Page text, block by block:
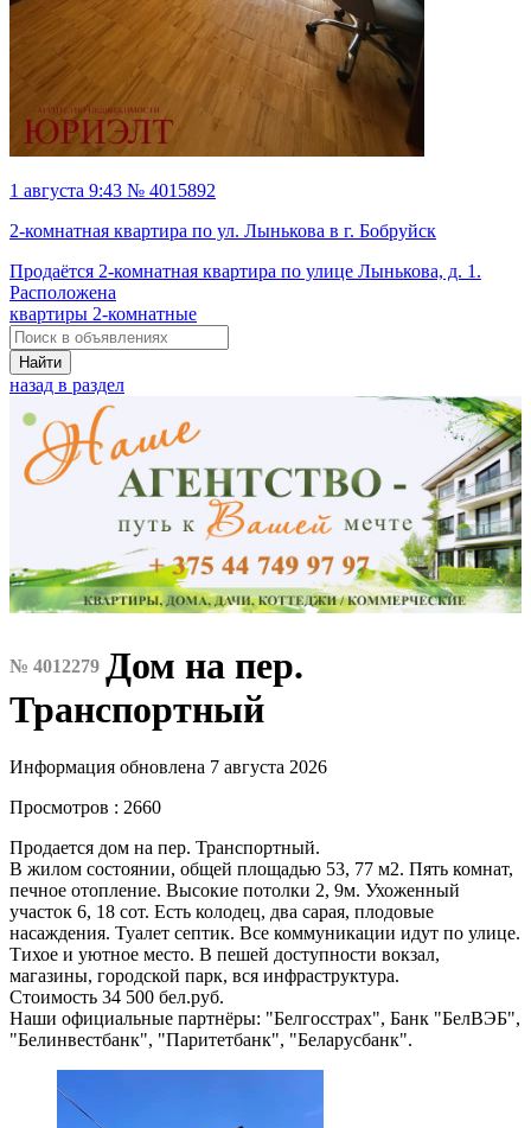
1 августа 9:43 № 4015892
2-комнатная квартира по ул. Лынькова в г. Бобруйск
Продаётся 2-комнатная квартира по улице Лынькова, д. 1.
Расположена
квартиры 2-комнатные
Найти
назад в раздел
№ 4012279 Дом на пер.
Транспортный
Информация обновлена 7 августа 2026
Просмотров : 2660
Продается дом на пер. Транспортный.
В жилом состоянии, общей площадью 53, 77 м2. Пять комнат,
печное отопление. Высокие потолки 2, 9м. Ухоженный
участок 6, 18 сот. Есть колодец, два сарая, плодовые
насаждения. Туалет септик. Все коммуникации идут по улице.
Тихое и уютное место. В пешей доступности вокзал,
магазины, городской парк, вся инфраструктура.
Стоимость 34 500 бел.руб.
Наши официальные партнёры: "Белгосстрах", Банк "БелВЭБ",
"Белинвестбанк", "Паритетбанк", "Беларусбанк".